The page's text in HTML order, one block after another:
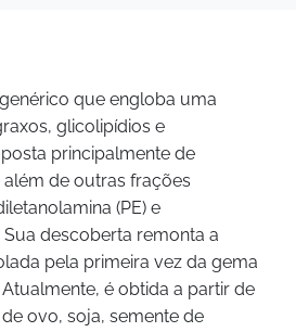
que engloba uma
glicolipídios e
principalmente de
além de outras frações
(PE) e
Sua descoberta remonta a
pela primeira vez da gema
é obtida a partir de
ovo, soja, semente de